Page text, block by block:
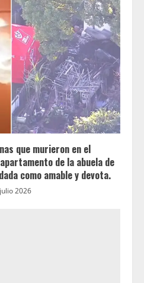
que murieron en el
de la abuela de
como amable y devota.
2026